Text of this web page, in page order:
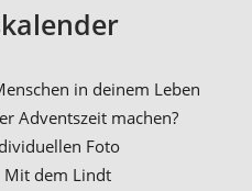
in deinem Leben
Adventszeit machen?
Foto
Mit dem Lindt